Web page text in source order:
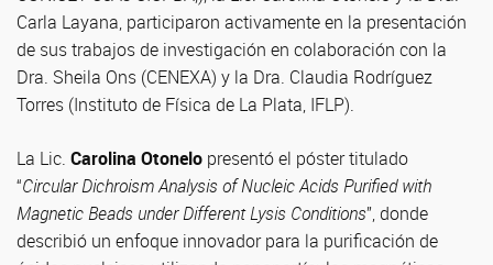
Carla Layana, participaron activamente en la presentación
de sus trabajos de investigación en colaboración con la
Dra. Sheila Ons (CENEXA) y la Dra. Claudia Rodríguez
Torres (Instituto de Física de La Plata, IFLP).
La Lic. Carolina Otonelo presentó el póster titulado
“Circular Dichroism Analysis of Nucleic Acids Purified with
Magnetic Beads under Different Lysis Conditions”, donde
describió un enfoque innovador para la purificación de